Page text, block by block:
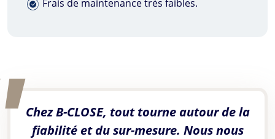
Frais de maintenance très faibles.
ChezB-CLOSE, tout tourne autour de la
fiabilité et du sur-mesure. Nous nous